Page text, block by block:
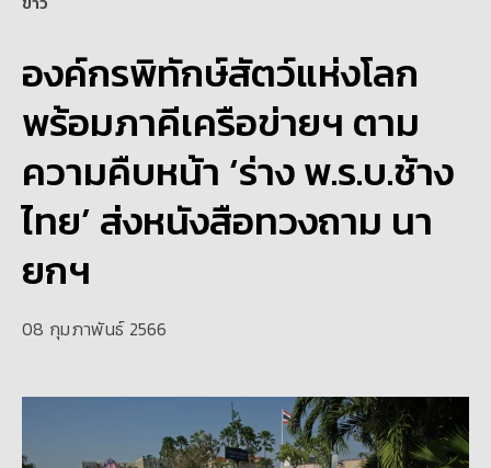
องค์กรพิทักษ์สัตว์แห่งโลก
พร้อมภาคีเครือข่ายฯ ตาม
ความคืบหน้า ‘ร่าง พ.ร.บ.ช้าง
ไทย’ ส่งหนังสือทวงถาม นา
ยกฯ
08 กุมภาพันธ์ 2566